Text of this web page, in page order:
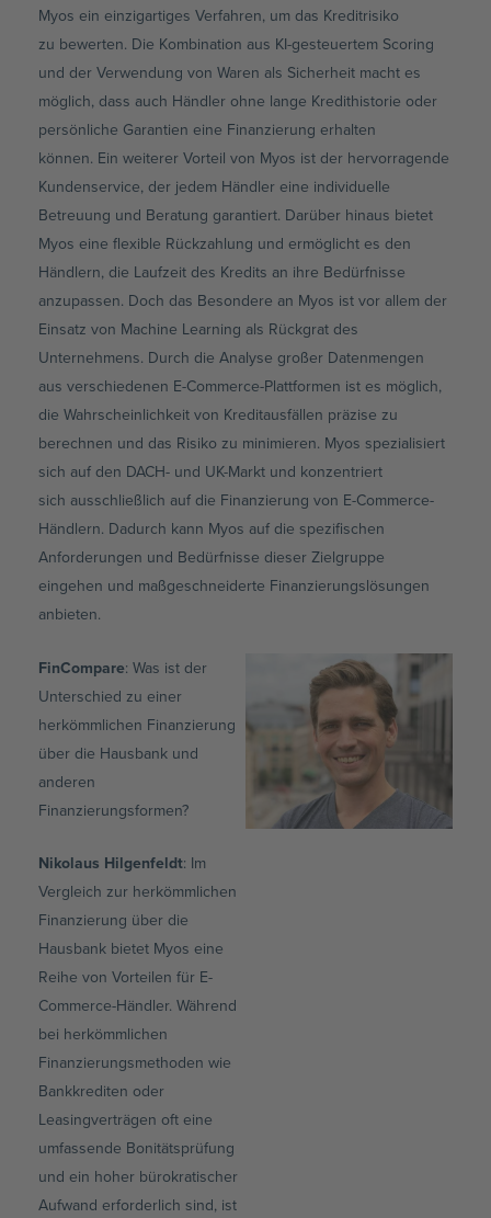
Myos ein einzigartiges Verfahren, um das Kreditrisiko
zu bewerten. Die Kombination aus KI-gesteuertem Scoring
und der Verwendung von Waren als Sicherheit macht es
möglich, dass auch Händler ohne lange Kredithistorie oder
persönliche Garantien eine Finanzierung erhalten
können. Ein weiterer Vorteil von Myos ist der hervorragende
Kundenservice, der jedem Händler eine individuelle
Betreuung und Beratung garantiert. Darüber hinaus bietet
Myos eine flexible Rückzahlung und ermöglicht es den
Händlern, die Laufzeit des Kredits an ihre Bedürfnisse
anzupassen. Doch das Besondere an Myos ist vor allem der
Einsatz von Machine Learning als Rückgrat des
Unternehmens. Durch die Analyse großer Datenmengen
aus verschiedenen E-Commerce-Plattformen ist es möglich,
die Wahrscheinlichkeit von Kreditausfällen präzise zu
berechnen und das Risiko zu minimieren. Myos spezialisiert
sich auf den DACH- und UK-Markt und konzentriert
sich ausschließlich auf die Finanzierung von E-Commerce-
Händlern. Dadurch kann Myos auf die spezifischen
Anforderungen und Bedürfnisse dieser Zielgruppe
eingehen und maßgeschneiderte Finanzierungslösungen
anbieten.
FinCompare: Was ist der
Unterschied zu einer
herkömmlichen Finanzierung
über die Hausbank und
anderen
Finanzierungsformen?
Nikolaus Hilgenfeldt: Im
Vergleich zur herkömmlichen
Finanzierung über die
Hausbank bietet Myos eine
Reihe von Vorteilen für E-
Commerce-Händler. Während
bei herkömmlichen
Finanzierungsmethoden wie
Bankkrediten oder
Leasingverträgen oft eine
umfassende Bonitätsprüfung
und ein hoher bürokratischer
Aufwand erforderlich sind, ist